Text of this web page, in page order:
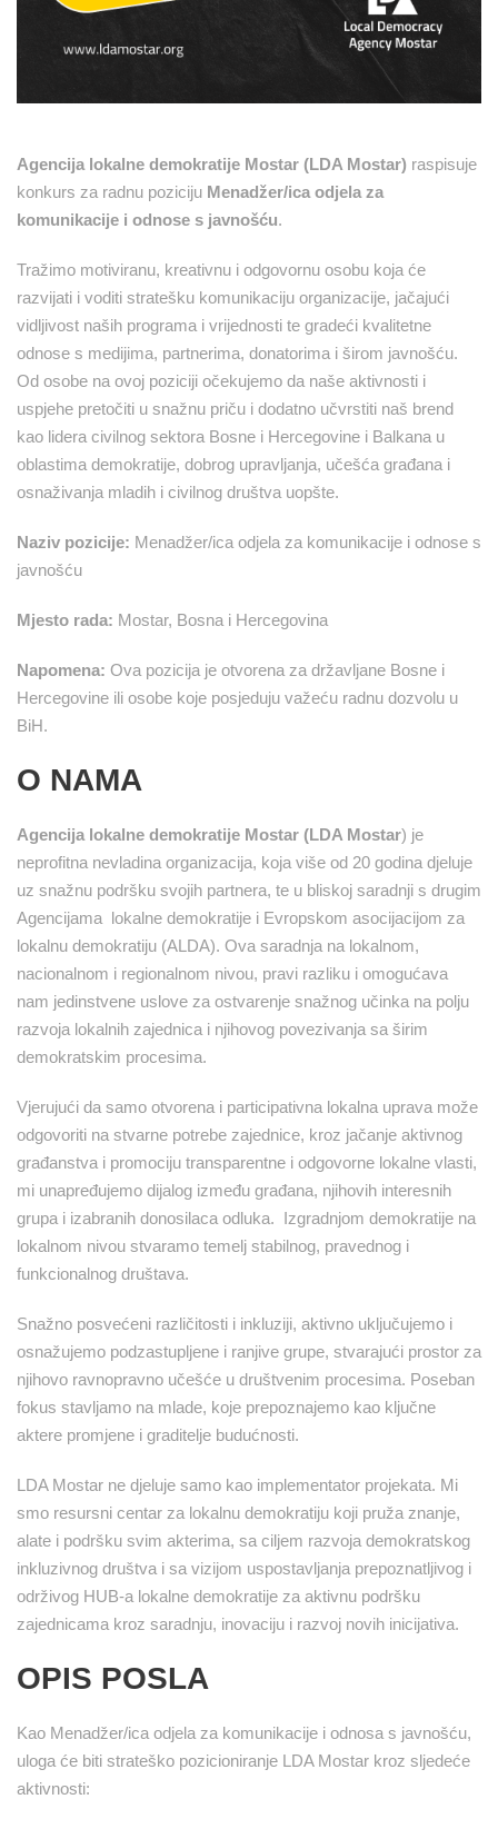
Agencija lokalne demokratije Mostar (LDA Mostar) raspisuje
konkurs za radnu poziciju Menadžer/ica odjela za
komunikacije i odnose s javnošću.
Tražimo motiviranu, kreativnu i odgovornu osobu koja će
razvijati i voditi stratešku komunikaciju organizacije, jačajući
vidljivost naših programa i vrijednosti te gradeći kvalitetne
odnose s medijima, partnerima, donatorima i širom javnošću.
Od osobe na ovoj poziciji očekujemo da naše aktivnosti i
uspjehe pretočiti u snažnu priču i dodatno učvrstiti naš brend
kao lidera civilnog sektora Bosne i Hercegovine i Balkana u
oblastima demokratije, dobrog upravljanja, učešća građana i
osnaživanja mladih i civilnog društva uopšte.
Naziv pozicije: Menadžer/ica odjela za komunikacije i odnose s
javnošću
Mjesto rada: Mostar, Bosna i Hercegovina
Napomena: Ova pozicija je otvorena za državljane Bosne i
Hercegovine ili osobe koje posjeduju važeću radnu dozvolu u
BiH.
O NAMA
Agencija lokalne demokratije Mostar (LDA Mostar) je
neprofitna nevladina organizacija, koja više od 20 godina djeluje
uz snažnu podršku svojih partnera, te u bliskoj saradnji s drugim
Agencijama lokalne demokratije i Evropskom asocijacijom za
lokalnu demokratiju (ALDA). Ova saradnja na lokalnom,
nacionalnom i regionalnom nivou, pravi razliku i omogućava
nam jedinstvene uslove za ostvarenje snažnog učinka na polju
razvoja lokalnih zajednica i njihovog povezivanja sa širim
demokratskim procesima.
Vjerujući da samo otvorena i participativna lokalna uprava može
odgovoriti na stvarne potrebe zajednice, kroz jačanje aktivnog
građanstva i promociju transparentne i odgovorne lokalne vlasti,
mi unapređujemo dijalog između građana, njihovih interesnih
grupa i izabranih donosilaca odluka. Izgradnjom demokratije na
lokalnom nivou stvaramo temelj stabilnog, pravednog i
funkcionalnog društava.
Snažno posvećeni različitosti i inkluziji, aktivno uključujemo i
osnažujemo podzastupljene i ranjive grupe, stvarajući prostor za
njihovo ravnopravno učešće u društvenim procesima. Poseban
fokus stavljamo na mlade, koje prepoznajemo kao ključne
aktere promjene i graditelje budućnosti.
LDA Mostar ne djeluje samo kao implementator projekata. Mi
smo resursni centar za lokalnu demokratiju koji pruža znanje,
alate i podršku svim akterima, sa ciljem razvoja demokratskog
inkluzivnog društva i sa vizijom uspostavljanja prepoznatljivog i
održivog HUB-a lokalne demokratije za aktivnu podršku
zajednicama kroz saradnju, inovaciju i razvoj novih inicijativa.
OPIS POSLA
Kao Menadžer/ica odjela za komunikacije i odnosa s javnošću,
uloga će biti strateško pozicioniranje LDA Mostar kroz sljedeće
aktivnosti: